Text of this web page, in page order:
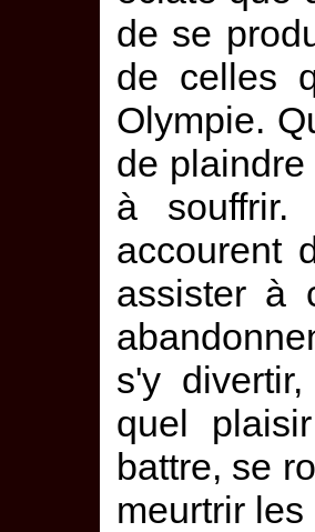
de se
de celles
Olympie.
de
à souffrir.
accourent
assister à
s'y
quel
battre, se
meurtrir